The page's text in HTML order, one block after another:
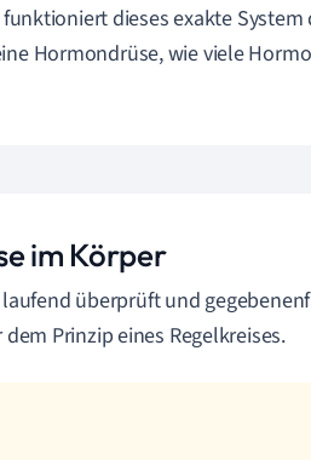
dieses exakte System
Hormondrüse, wie viele
im Körper
überprüft und
Prinzip eines Regelkreises.